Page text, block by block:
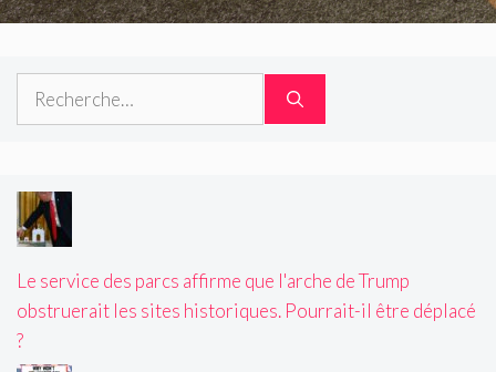
Rechercher :
Le service des parcs affirme que l'arche de Trump
obstruerait les sites historiques. Pourrait-il être déplacé
?